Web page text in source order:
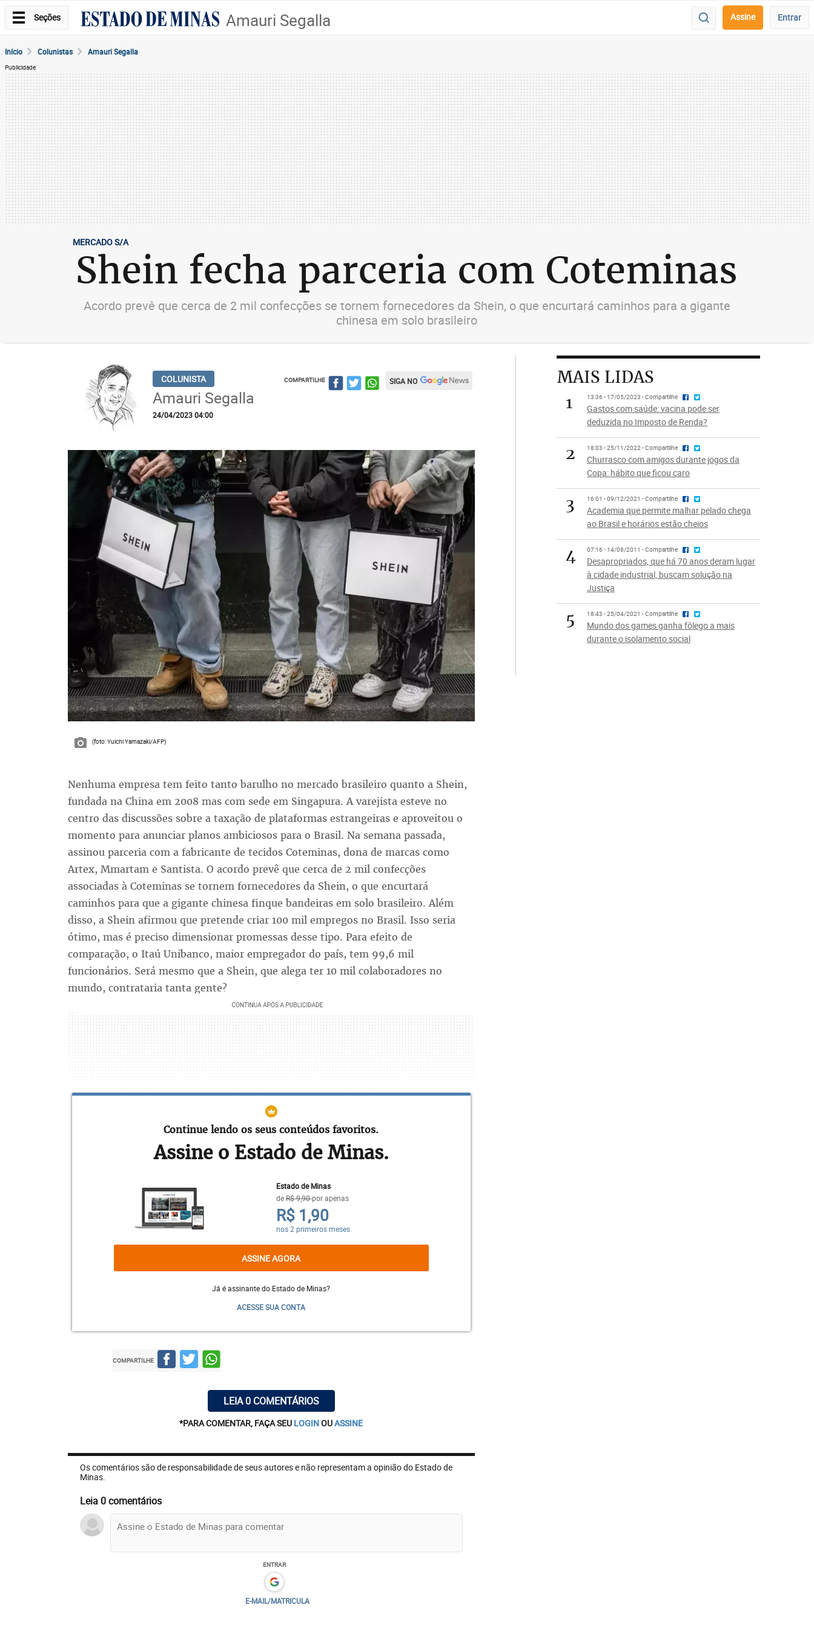
Seções Amauri Segalla Assine Entrar
Início Colunistas Amauri Segalla
Publicidade
MERCADO S/A
Shein fecha parceria com Coteminas
Acordo prevê que cerca de 2 mil confecções se tornem fornecedores da Shein, o que encurtará caminhos para a gigante
chinesa em solo brasileiro
Amauri Segalla
24/04/2023 04:00
COMPARTILHE SIGA NO
(foto: Yuichi Yamazaki/AFP)
Nenhuma empresa tem feito tanto barulho no mercado brasileiro quanto a Shein,
fundada na China em 2008 mas com sede em Singapura. A varejista esteve no
centro das discussões sobre a taxação de plataformas estrangeiras e aproveitou o
momento para anunciar planos ambiciosos para o Brasil. Na semana passada,
assinou parceria com a fabricante de tecidos Coteminas, dona de marcas como
Artex, Mmartam e Santista. O acordo prevê que cerca de 2 mil confecções
associadas à Coteminas se tornem fornecedores da Shein, o que encurtará
caminhos para que a gigante chinesa finque bandeiras em solo brasileiro. Além
disso, a Shein afirmou que pretende criar 100 mil empregos no Brasil. Isso seria
ótimo, mas é preciso dimensionar promessas desse tipo. Para efeito de
comparação, o Itaú Unibanco, maior empregador do país, tem 99,6 mil
funcionários. Será mesmo que a Shein, que alega ter 10 mil colaboradores no
mundo, contrataria tanta gente?
Continue lendo os seus conteúdos favoritos.
Assine o Estado de Minas.
Estado de Minas
deR$ 9,90por apenas
R$ 1,90
nos 2 primeiros meses
ASSINE AGORA
Já é assinante do Estado de Minas?
ACESSE SUA CONTA
COMPARTILHE
LEIA 0 COMENTÁRIOS
*PARA COMENTAR, FAÇA SEU LOGINOUASSINE
Os comentários são de responsabilidade de seus autores e não representam a opinião do Estado de
Minas.
Leia 0 comentários
ENTRAR
E-MAIL/MATRICULA
MAIS LIDAS
1
13:36 - 17/05/2023 - Compartilhe
Gastos com saúde: vacina pode ser
deduzida no Imposto de Renda?
2 18:03 - 25/11/2022 - Compartilhe
Churrasco com amigos durante jogos da
Copa: hábito que ficou caro
3 16:01 - 09/12/2021 - Compartilhe
Academia que permite malhar pelado chega
ao Brasil e horários estão cheios
4 07:16 - 14/08/2011 - Compartilhe
Desapropriados, que há 70 anos deram lugar
à cidade industrial, buscam solução na
Justiça
5 18:43 - 25/04/2021 - Compartilhe
Mundo dos games ganha fôlego a mais
durante o isolamento social